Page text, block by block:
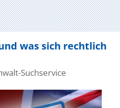
was sich rechtlich
Suchservice